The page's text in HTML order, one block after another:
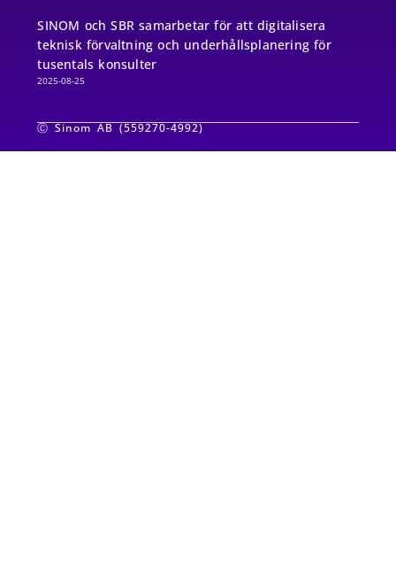
SINOM och SBR samarbetar för att digitalisera
teknisk förvaltning och underhållsplanering för
tusentals konsulter
2025-08-25
Ⓒ Sinom AB (559270-4992)